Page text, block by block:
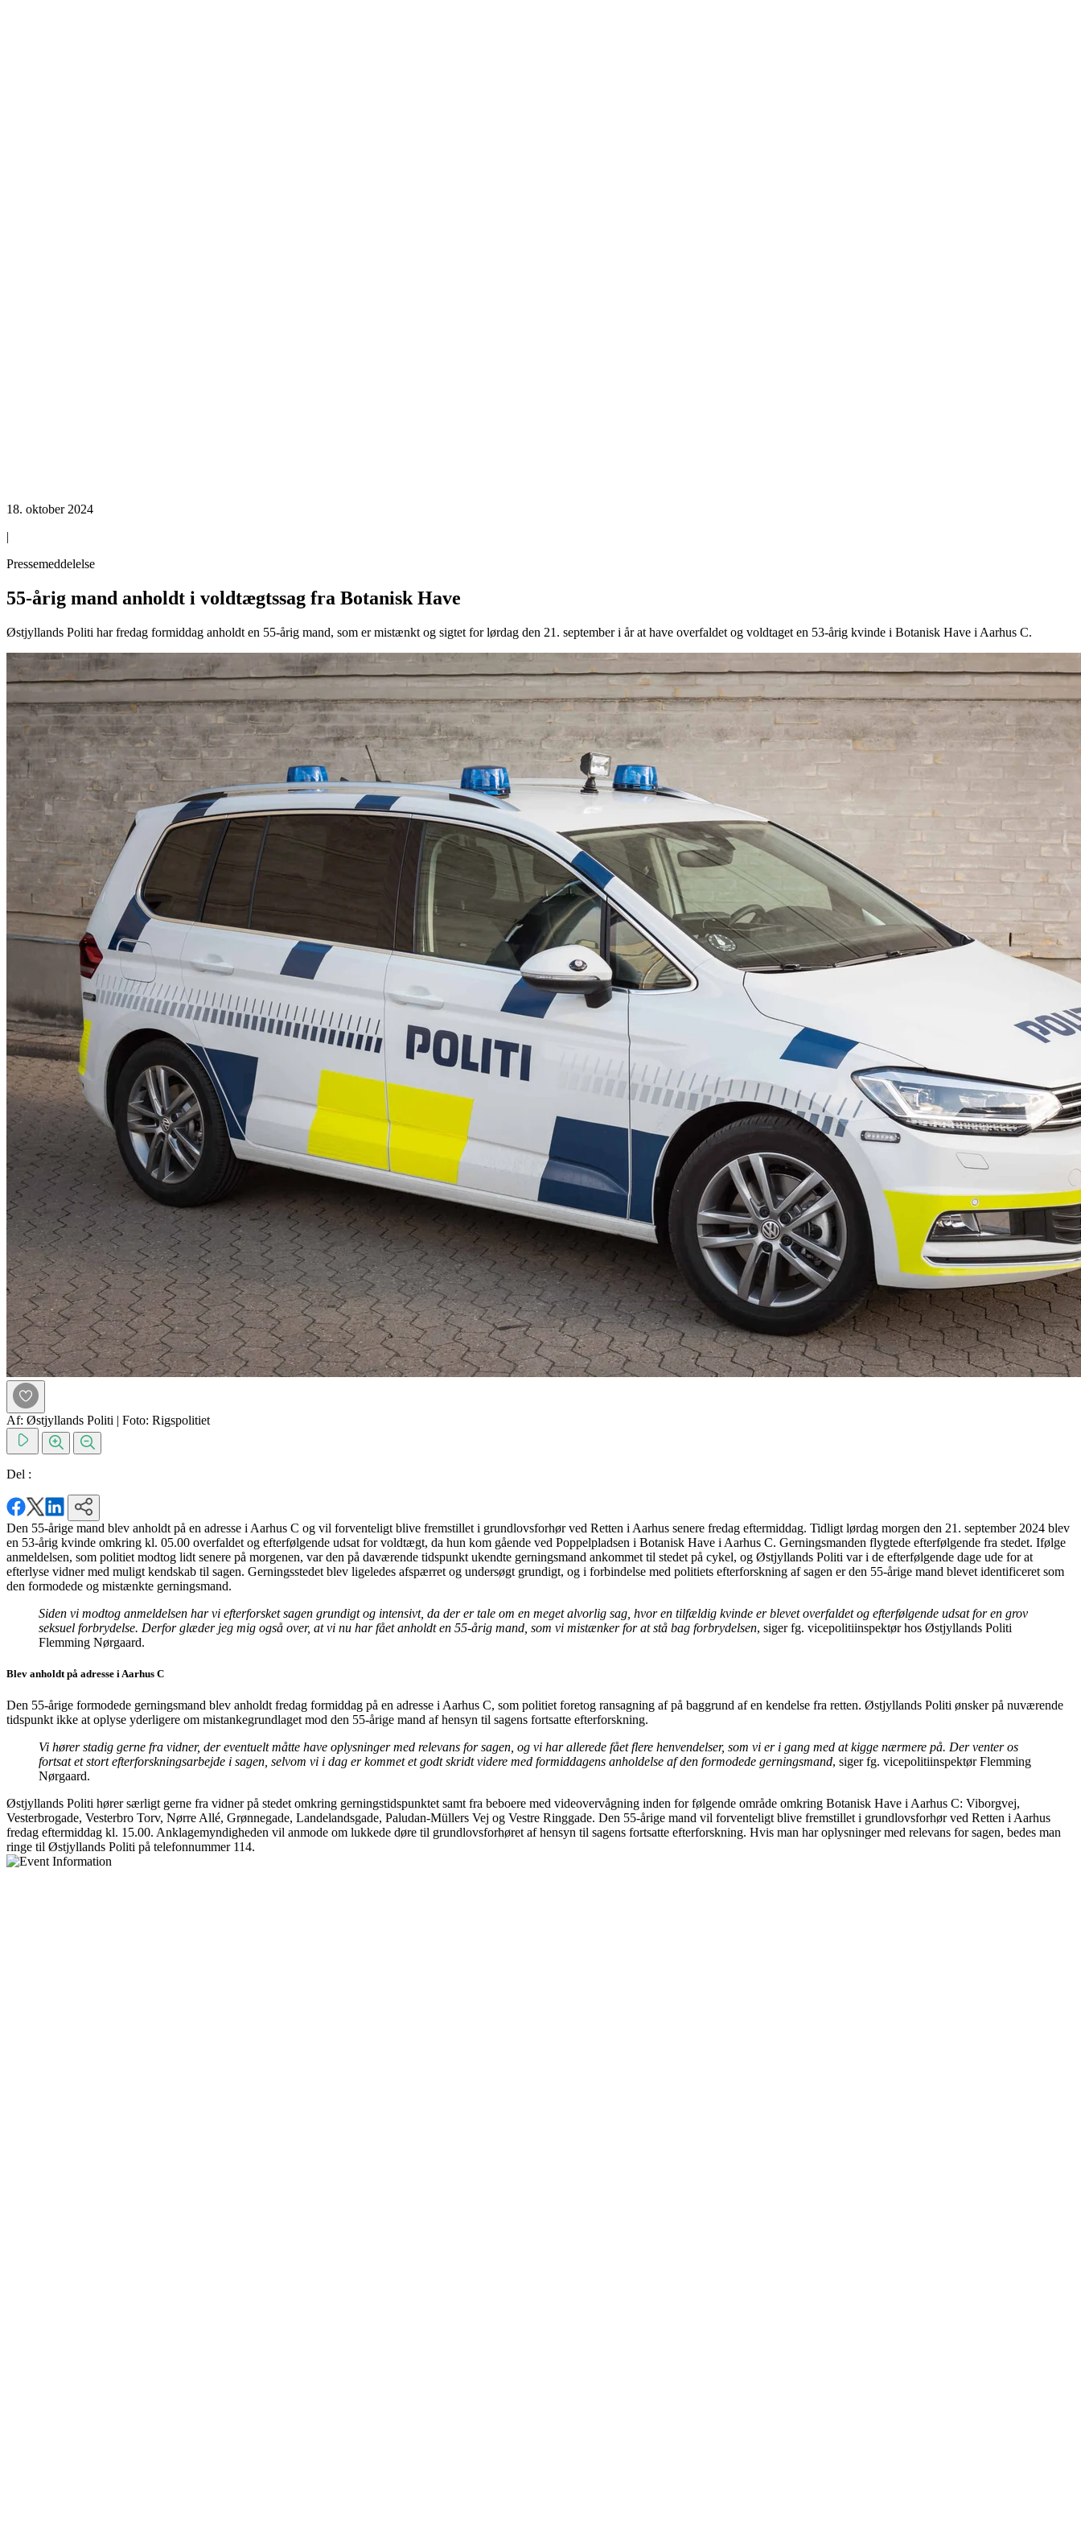
18. oktober 2024
|
Pressemeddelelse
55-årig mand anholdt i voldtægtssag fra Botanisk Have
Østjyllands Politi har fredag formiddag anholdt en 55-årig mand, som er mistænkt og sigtet for lørdag den 21. september i år at have overfaldet og voldtaget en 53-årig kvinde i Botanisk Have i Aarhus C.
Af: Østjyllands Politi | Foto: Rigspolitiet
Del :
Den 55-årige mand blev anholdt på en adresse i Aarhus C og vil forventeligt blive fremstillet i grundlovsforhør ved Retten i Aarhus senere fredag eftermiddag. Tidligt lørdag morgen den 21. september 2024 blev
en 53-årig kvinde omkring kl. 05.00 overfaldet og efterfølgende udsat for voldtægt, da hun kom gående ved Poppelpladsen i Botanisk Have i Aarhus C. Gerningsmanden flygtede efterfølgende fra stedet. Ifølge
anmeldelsen, som politiet modtog lidt senere på morgenen, var den på daværende tidspunkt ukendte gerningsmand ankommet til stedet på cykel, og Østjyllands Politi var i de efterfølgende dage ude for at
efterlyse vidner med muligt kendskab til sagen. Gerningsstedet blev ligeledes afspærret og undersøgt grundigt, og i forbindelse med politiets efterforskning af sagen er den 55-årige mand blevet identificeret som
den formodede og mistænkte gerningsmand.
Siden vi modtog anmeldelsen har vi efterforsket sagen grundigt og intensivt, da der er tale om en meget alvorlig sag, hvor en tilfældig kvinde er blevet overfaldet og efterfølgende udsat for en grov
seksuel forbrydelse. Derfor glæder jeg mig også over, at vi nu har fået anholdt en 55-årig mand, som vi mistænker for at stå bag forbrydelsen, siger fg. vicepolitiinspektør hos Østjyllands Politi
Flemming Nørgaard.
Blev anholdt på adresse i Aarhus C
Den 55-årige formodede gerningsmand blev anholdt fredag formiddag på en adresse i Aarhus C, som politiet foretog ransagning af på baggrund af en kendelse fra retten. Østjyllands Politi ønsker på nuværende
tidspunkt ikke at oplyse yderligere om mistankegrundlaget mod den 55-årige mand af hensyn til sagens fortsatte efterforskning.
Vi hører stadig gerne fra vidner, der eventuelt måtte have oplysninger med relevans for sagen, og vi har allerede fået flere henvendelser, som vi er i gang med at kigge nærmere på. Der venter os
fortsat et stort efterforskningsarbejde i sagen, selvom vi i dag er kommet et godt skridt videre med formiddagens anholdelse af den formodede gerningsmand, siger fg. vicepolitiinspektør Flemming
Nørgaard.
Østjyllands Politi hører særligt gerne fra vidner på stedet omkring gerningstidspunktet samt fra beboere med videovervågning inden for følgende område omkring Botanisk Have i Aarhus C: Viborgvej,
Vesterbrogade, Vesterbro Torv, Nørre Allé, Grønnegade, Landelandsgade, Paludan-Müllers Vej og Vestre Ringgade. Den 55-årige mand vil forventeligt blive fremstillet i grundlovsforhør ved Retten i Aarhus
fredag eftermiddag kl. 15.00. Anklagemyndigheden vil anmode om lukkede døre til grundlovsforhøret af hensyn til sagens fortsatte efterforskning. Hvis man har oplysninger med relevans for sagen, bedes man
ringe til Østjyllands Politi på telefonnummer 114.